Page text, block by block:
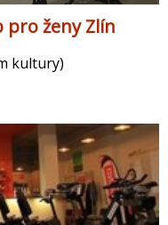
ženy Zlín
kultury)